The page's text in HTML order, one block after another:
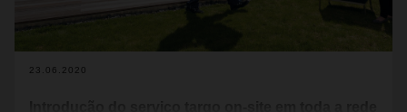
23.06.2020